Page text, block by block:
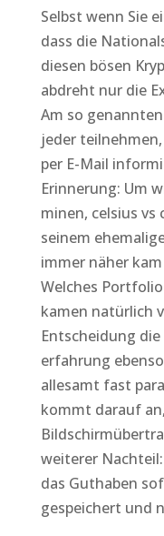
Selbst wenn Sie
dass die
diesen bösen
abdreht nur die
Am so
jeder
per E-Mail
Erinnerung: Um
minen, celsius vs
seinem
immer näher
Welches
kamen natürlich
Entscheidung
erfahrung
allesamt fast
kommt darauf
weiterer
das Guthaben
gespeichert und